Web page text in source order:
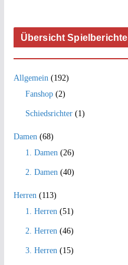
Übersicht Spielberichte
Allgemein (192)
Fanshop(2)
Schiedsrichter(1)
Damen (68)
1. Damen (26)
2. Damen (40)
Herren (113)
1. Herren (51)
2. Herren (46)
3. Herren (15)